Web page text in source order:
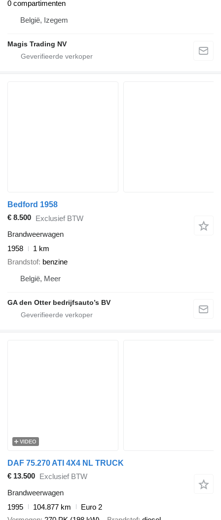
0 compartimenten
België, Izegem
Magis Trading NV
Bedford 1958
€ 8.500 Exclusief BTW
Brandweerwagen
1958
1 km
Brandstof benzine
België, Meer
GA den Otter bedrijfsauto’s BV
VIDEO
DAF 75.270 ATI 4X4 NL TRUCK
€ 13.500 Exclusief BTW
Brandweerwagen
1995
104.877 km
Euro 2